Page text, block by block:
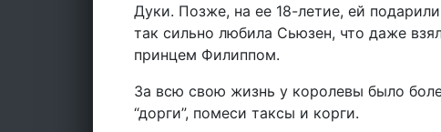
Дуки. Позже, на ее 18-летие, ей
так сильно любила Сьюзен, что даже
принцем Филиппом.
За всю свою жизнь у королевы было
“дорги”, помеси таксы и корги.